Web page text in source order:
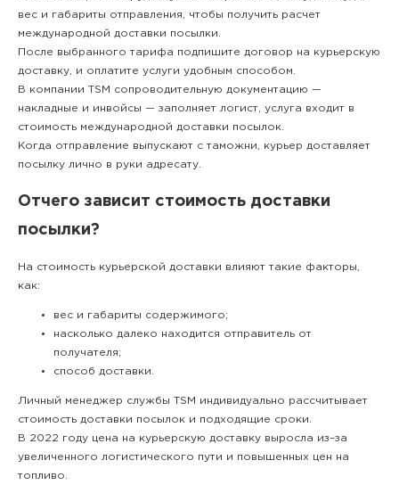
вес и габариты отправления, чтобы получить расчет
международной доставки посылки.
После выбранного тарифа подпишите договор на курьерскую
доставку, и оплатите услуги удобным способом.
В компании TSM сопроводительную документацию —
накладные и инвойсы — заполняет логист, услуга входит в
стоимость международной доставки посылок.
Когда отправление выпускают с таможни, курьер доставляет
посылку лично в руки адресату.
Отчего зависит стоимость доставки
посылки?
На стоимость курьерской доставки влияют такие факторы,
как:
вес и габариты содержимого;
насколько далеко находится отправитель от
получателя;
способ доставки.
Личный менеджер службы TSM индивидуально рассчитывает
стоимость доставки посылок и подходящие сроки.
В 2022 году цена на курьерскую доставку выросла из–за
увеличенного логистического пути и повышенных цен на
топливо.